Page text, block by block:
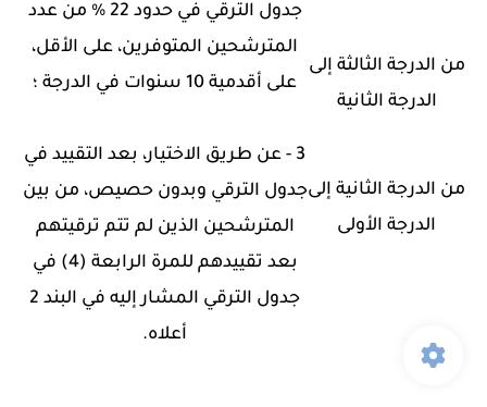
جدول الترقي في حدود 22 % من عدد
المترشحين المتوفرين، على الأقل،
على أقدمية 10 سنوات في الدرجة ؛
3 - عن طريق الاختيار، بعد التقييد في
جدول الترقي وبدون حصيص، من بين
المترشحين الذين لم تتم ترقيتهم
بعد تقييدهم للمرة الرابعة (4) في
جدول الترقي المشار إليه في البند 2
أعلاه.
من الدرجة الثالثة إلى
الدرجة الثانية
من الدرجة الثانية إلى
الدرجة الأولى